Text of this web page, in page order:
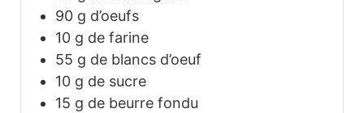
90 g d’oeufs
10 g de farine
55 g de blancs d’oeuf
10 g de sucre
15 g de beurre fondu